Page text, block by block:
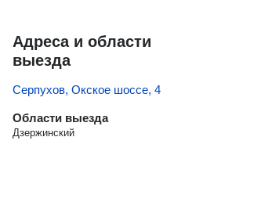
Адреса и области
выезда
Серпухов, Окское шоссе, 4
Области выезда
Дзержинский